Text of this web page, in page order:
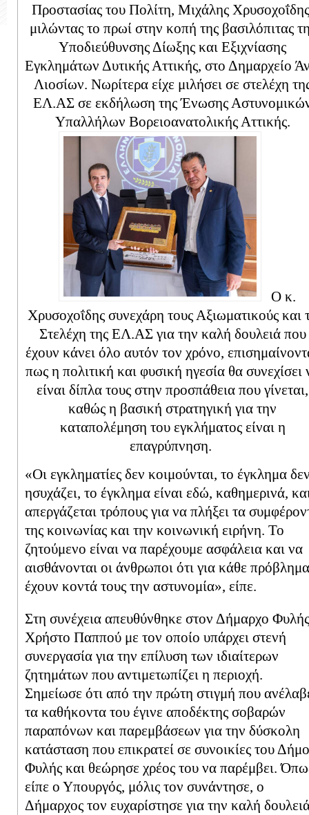
Προστασίας του Πολίτη, Μιχάλης
μιλώντας το πρωί στην κοπή της βασιλόπιτας
Υποδιεύθυνσης Δίωξης και Εξιχνίασης
Εγκλημάτων Δυτικής Αττικής, στο Δημαρχείο
Λιοσίων. Νωρίτερα είχε μιλήσει σε στελέχη
ΕΛ.ΑΣ σε εκδήλωση της Ένωσης
Υπαλλήλων Βορειοανατολικής Αττικής.
Ο κ.
Χρυσοχοΐδης συνεχάρη τους Αξιωματικούς και
Στελέχη της ΕΛ.ΑΣ για την καλή δουλειά που
έχουν κάνει όλο αυτόν τον χρόνο,
πως η πολιτική και φυσική ηγεσία θα συνεχίσει
είναι δίπλα τους στην προσπάθεια που γίνεται,
καθώς η βασική στρατηγική για την
καταπολέμηση του εγκλήματος είναι η
επαγρύπνηση.
«Οι εγκληματίες δεν κοιμούνται, το έγκλημα
ησυχάζει, το έγκλημα είναι εδώ, καθημερινά,
απεργάζεται τρόπους για να πλήξει τα
της κοινωνίας και την κοινωνική ειρήνη. Το
ζητούμενο είναι να παρέχουμε ασφάλεια και να
αισθάνονται οι άνθρωποι ότι για κάθε πρόβλημα
έχουν κοντά τους την αστυνομία», είπε.
Στη συνέχεια απευθύνθηκε στον Δήμαρχο
Χρήστο Παππού με τον οποίο υπάρχει στενή
συνεργασία για την επίλυση των ιδιαίτερων
ζητημάτων που αντιμετωπίζει η περιοχή.
Σημείωσε ότι από την πρώτη στιγμή που
τα καθήκοντα του έγινε αποδέκτης σοβαρών
παραπόνων και παρεμβάσεων για την δύσκολη
κατάσταση που επικρατεί σε συνοικίες του
Φυλής και θεώρησε χρέος του να παρέμβει.
είπε ο Υπουργός, μόλις τον συνάντησε, ο
Δήμαρχος τον ευχαρίστησε για την καλή